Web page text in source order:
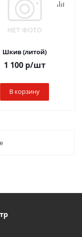
Шкив (литой)
1 100р/шт
В корзину